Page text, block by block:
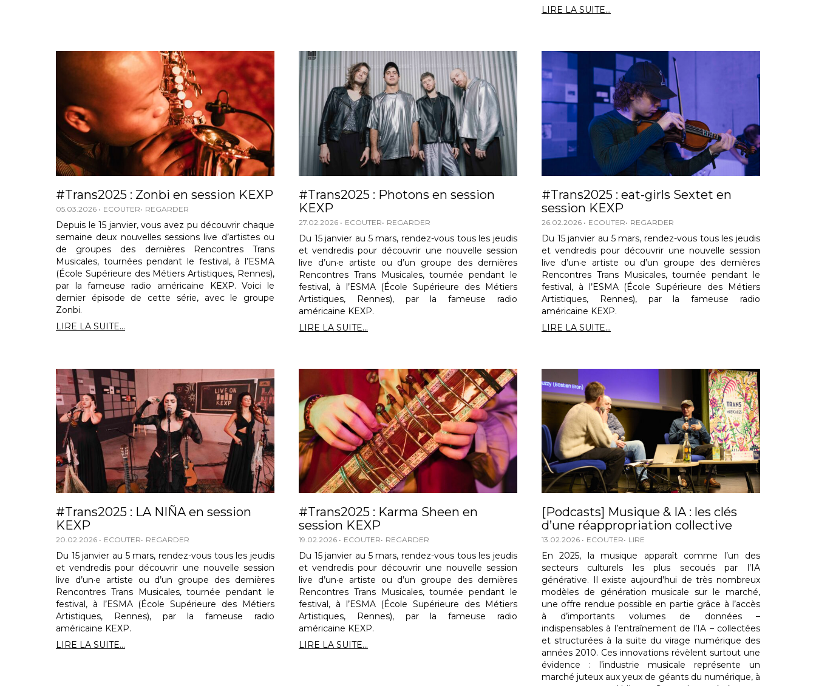
LIRE LA SUITE...
#Trans2025 : Zonbi en session KEXP
05.03.2026 ECOUTER REGARDER
Depuis le 15 janvier, vous avez pu découvrir chaque
semaine deux nouvelles sessions live d’artistes ou
de groupes des dernières Rencontres Trans
Musicales, tournées pendant le festival, à l’ESMA
(École Supérieure des Métiers Artistiques, Rennes),
par la fameuse radio américaine KEXP. Voici le
dernier épisode de cette série, avec le groupe
Zonbi.
LIRE LA SUITE...
#Trans2025 : Photons en session
KEXP
27.02.2026 ECOUTER REGARDER
Du 15 janvier au 5 mars, rendez-vous tous les jeudis
et vendredis pour découvrir une nouvelle session
live d’un·e artiste ou d’un groupe des dernières
Rencontres Trans Musicales, tournée pendant le
festival, à l’ESMA (École Supérieure des Métiers
Artistiques, Rennes), par la fameuse radio
américaine KEXP.
LIRE LA SUITE...
#Trans2025 : eat-girls Sextet en
session KEXP
26.02.2026 ECOUTER REGARDER
Du 15 janvier au 5 mars, rendez-vous tous les jeudis
et vendredis pour découvrir une nouvelle session
live d’un·e artiste ou d’un groupe des dernières
Rencontres Trans Musicales, tournée pendant le
festival, à l’ESMA (École Supérieure des Métiers
Artistiques, Rennes), par la fameuse radio
américaine KEXP.
LIRE LA SUITE...
#Trans2025 : LA NIÑA en session
KEXP
20.02.2026 ECOUTER REGARDER
Du 15 janvier au 5 mars, rendez-vous tous les jeudis
et vendredis pour découvrir une nouvelle session
live d’un·e artiste ou d’un groupe des dernières
Rencontres Trans Musicales, tournée pendant le
festival, à l’ESMA (École Supérieure des Métiers
Artistiques, Rennes), par la fameuse radio
américaine KEXP.
LIRE LA SUITE...
#Trans2025 : Karma Sheen en
session KEXP
19.02.2026 ECOUTER REGARDER
Du 15 janvier au 5 mars, rendez-vous tous les jeudis
et vendredis pour découvrir une nouvelle session
live d’un·e artiste ou d’un groupe des dernières
Rencontres Trans Musicales, tournée pendant le
festival, à l’ESMA (École Supérieure des Métiers
Artistiques, Rennes), par la fameuse radio
américaine KEXP.
LIRE LA SUITE...
[Podcasts] Musique & IA : les clés
d’une réappropriation collective
13.02.2026 ECOUTER LIRE
En 2025, la musique apparaît comme l’un des
secteurs culturels les plus secoués par l’IA
générative. Il existe aujourd’hui de très nombreux
modèles de génération musicale sur le marché,
une offre rendue possible en partie grâce à l’accès
à d’importants volumes de données –
indispensables à l’entraînement de l’IA – collectées
et structurées à la suite du virage numérique des
années 2010. Ces innovations révèlent surtout une
évidence : l’industrie musicale représente un
marché juteux aux yeux de géants du numérique, à